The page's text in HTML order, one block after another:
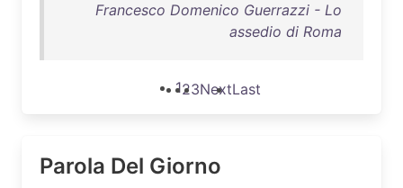
Francesco Domenico Guerrazzi - Lo
assedio di Roma
123NextLast
Parola Del Giorno